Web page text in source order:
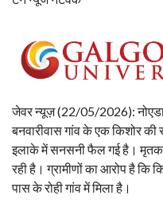
जेवर न्यूज़ (22/05/2026):
बनवारीवास गांव के एक किशोर की
इलाके में सनसनी फैल गई है। मृतक
रही है। ग्रामीणों का आरोप है कि
पास के रोही गांव में मिला है।